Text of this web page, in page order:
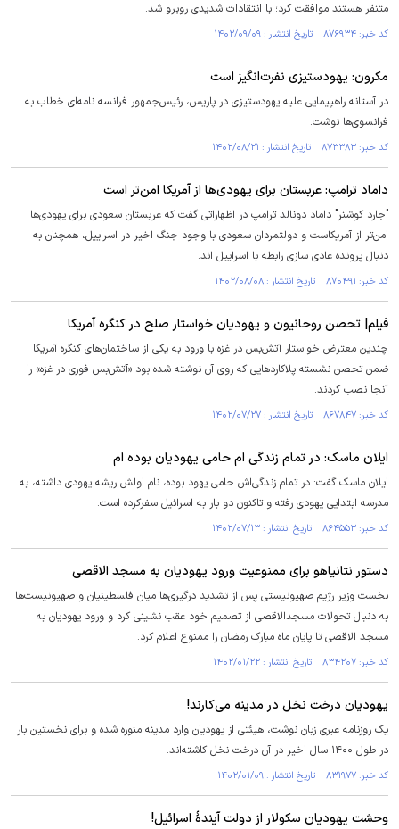
متنفر هستند موافقت کرد؛ با انتقادات شدیدی روبرو شد.
کد خبر: ۸۷۶۹۳۴ تاریخ انتشار : ۱۴۰۲/۰۹/۰۹
مکرون: یهودستیزی نفرت‌انگیز است
در آستانه راهپیمایی علیه یهودستیزی در پاریس، رئیس‌جمهور فرانسه نامه‌ای خطاب به
فرانسوی‌ها نوشت.
کد خبر: ۸۷۳۳۸۳ تاریخ انتشار : ۱۴۰۲/۰۸/۲۱
داماد ترامپ: عربستان برای یهودی‌ها از آمریکا امن‌تر است
"جارد کوشنر" داماد دونالد ترامپ در اظهاراتی گفت که عربستان سعودی برای یهودی‌ها
امن‌تر از آمریکاست و دولتمردان سعودی با وجود جنگ اخیر در اسراییل، همچنان به
دنبال پرونده عادی سازی رابطه با اسراییل اند.
کد خبر: ۸۷۰۴۹۱ تاریخ انتشار : ۱۴۰۲/۰۸/۰۸
فیلم| تحصن روحانیون و یهودیان خواستار صلح در کنگره آمریکا
چندین معترض خواستار آتش‌بس در غزه با ورود به یکی از ساختمان‌های کنگره آمریکا
ضمن تحصن نشسته پلاکارد‌هایی که روی آن نوشته شده بود «آتش‌بس فوری در غزه» را
آنجا نصب کردند.
کد خبر: ۸۶۷۸۴۷ تاریخ انتشار : ۱۴۰۲/۰۷/۲۷
ایلان ماسک: در تمام زندگی ام حامی یهودیان بوده ام
ایلان ماسک گفت: در تمام زندگی‌اش حامی یهود بوده، نام اولش ریشه یهودی داشته، به
مدرسه ابتدایی یهودی رفته و تاکنون دو بار به اسرائیل سفرکرده است.
کد خبر: ۸۶۴۵۵۳ تاریخ انتشار : ۱۴۰۲/۰۷/۱۳
دستور نتانیاهو برای ممنوعیت ورود یهودیان به مسجد الاقصی
نخست وزیر رژیم صهیونیستی پس از تشدید درگیری‌ها میان فلسطینیان و صهیونیست‌ها
به دنبال تحولات مسجدالاقصی از تصمیم خود عقب نشینی کرد و ورود یهودیان به
مسجد الاقصی تا پایان ماه مبارک رمضان را ممنوع اعلام کرد.
کد خبر: ۸۳۴۲۰۷ تاریخ انتشار : ۱۴۰۲/۰۱/۲۲
یهودیان درخت نخل در مدینه می‌کارند!
یک روزنامه عبری زبان نوشت، هیئتی از یهودیان وارد مدینه منوره شده و برای نخستین بار
در طول ۱۴۰۰ سال اخیر در آن درخت نخل کاشته‌اند.
کد خبر: ۸۳۱۹۷۷ تاریخ انتشار : ۱۴۰۲/۰۱/۰۹
وحشت یهودیان سکولار از دولت آیندۀ اسرائیل!